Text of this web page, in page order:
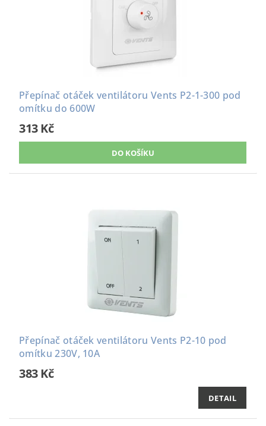
Přepínač otáček ventilátoru Vents P2-1-300 pod
omítku do 600W
313 Kč
Přepínač otáček ventilátoru Vents P2-10 pod
omítku 230V, 10A
383 Kč
DETAIL